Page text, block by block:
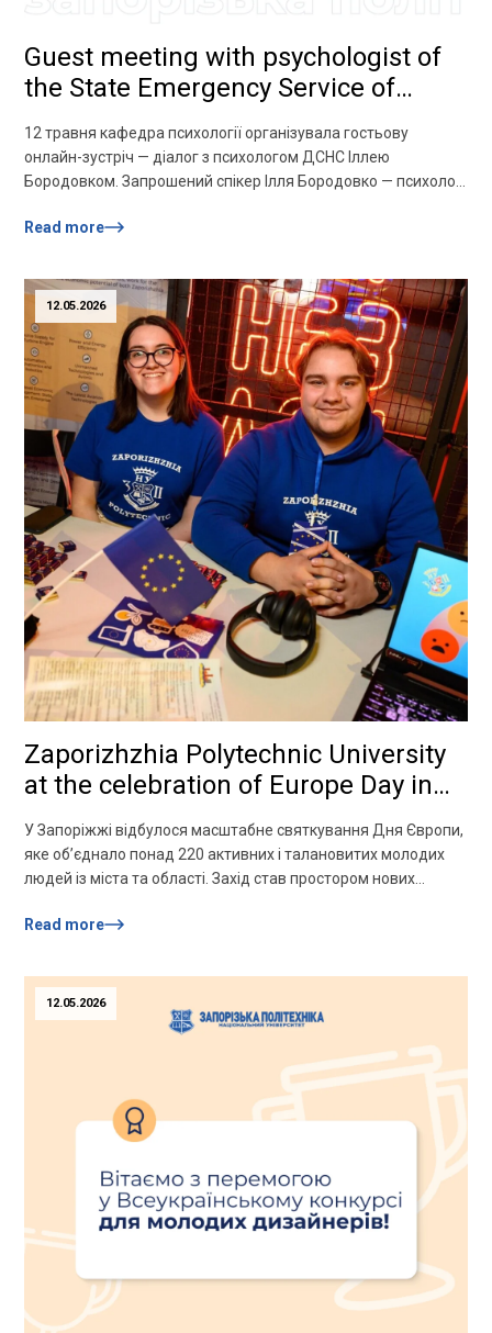
Guest meeting with psychologist of
the State Emergency Service of
Ukraine Ilya Borodovka
12 травня кафедра психології організувала гостьову
онлайн-зустріч — діалог з психологом ДСНС Іллею
Бородовком. Запрошений спікер Ілля Бородовко — психолог,
забезпечення діяльності ГУ ДСНС України у Запорізькій
свій шлях психолога у сфері, порівняв роботу в ДСНС до
війни та під час війни, […]
Read more
12.05.2026
Zaporizhzhia Polytechnic University
at the celebration of Europe Day in
Zaporizhzhia
У Запоріжжі відбулося масштабне святкування Дня Європи,
яке об’єднало понад 220 активних і талановитих молодих
людей із міста та області. Захід став простором нових
спільного бачення майбутнього України як частини
міжнародну співпрацю, роль молоді в розвитку
прифронтового регіону, можливості навчання за кордоном,
академічну мобільність та […]
Read more
12.05.2026